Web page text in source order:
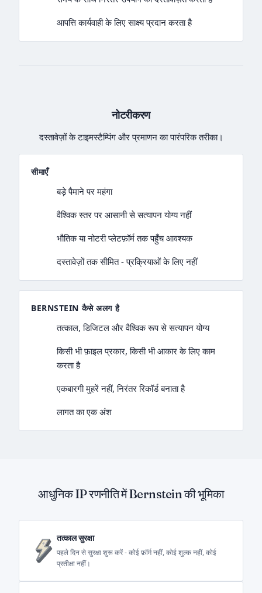
आपत्ति कार्यवाही के लिए साक्ष्य प्रदान करता है
नोटरीकरण
दस्तावेज़ों के टाइमस्टैम्पिंग और प्रमाणन का पारंपरिक तरीका।
सीमाएँ
बड़े पैमाने पर महंगा
वैश्विक स्तर पर आसानी से सत्यापन योग्य नहीं
भौतिक या नोटरी प्लेटफ़ॉर्म तक पहुँच आवश्यक
दस्तावेज़ों तक सीमित - प्रक्रियाओं के लिए नहीं
BERNSTEIN कैसे अलग है
तत्काल, डिजिटल और वैश्विक रूप से सत्यापन योग्य
किसी भी फ़ाइल प्रकार, किसी भी आकार के लिए काम
करता है
एकबारगी मुहरें नहीं, निरंतर रिकॉर्ड बनाता है
लागत का एक अंश
आधुनिक IP रणनीति में Bernstein की भूमिका
तत्काल सुरक्षा
पहले दिन से सुरक्षा शुरू करें - कोई फ़ॉर्म नहीं, कोई शुल्क नहीं, कोई
प्रतीक्षा नहीं।